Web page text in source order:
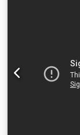
szybkiego
1 x 150 mm
mm Masa ok.